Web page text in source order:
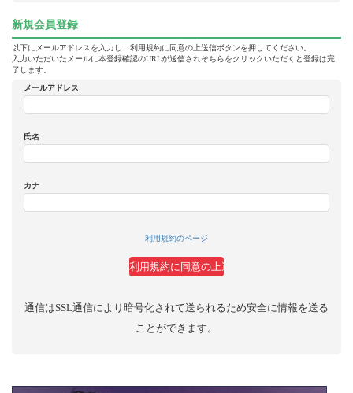
新規会員登録
以下にメールアドレスを入力し、利用規約に同意の上送信ボタンを押してください。
入力いただいたメールに本登録確認のURLが送信されそちらをクリックいただくと登録は完
了します。
メールアドレス
氏名
カナ
利用規約のページ
通信はSSL通信により暗号化されて送られるため安全に情報を送る
ことができます。